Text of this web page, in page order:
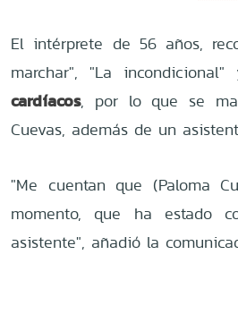
El intérprete de 56 años,
marchar", "La
cardíacos, por lo que se
Cuevas, además de un
"Me cuentan que (Paloma
momento, que ha estado
asistente", añadió la